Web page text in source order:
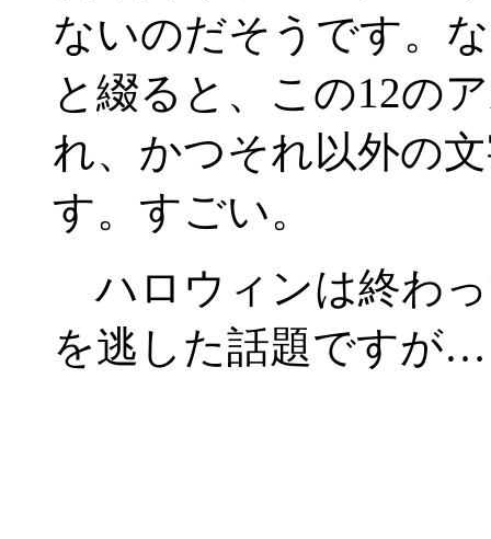
ないのだそうです。
と綴ると、この12の
れ、かつそれ以外の
す。すごい。
ハロウィンは終わ
を逃した話題ですが…